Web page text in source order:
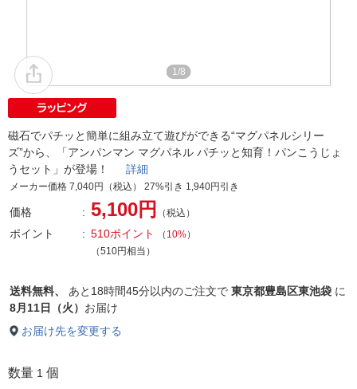
1/8
磁石でパチッと簡単に組み立て遊びができる“マグパネルシリー
ズ”から、「アンパンマン マグパネル パチッと知育！パンこうじょ
うセット」が登場！ 詳細
メーカー価格 7,040円（税込） 27%引き 1,940円引き
価格 5,100円 （税込）
ポイント 510ポイント （ 10%）
（510円相当）
送料無料、 あと 18時間45分以内のご注文で 東京都豊島区東池袋 に
8月11日（火） お届け
お届け先を変更する
数量 1 個